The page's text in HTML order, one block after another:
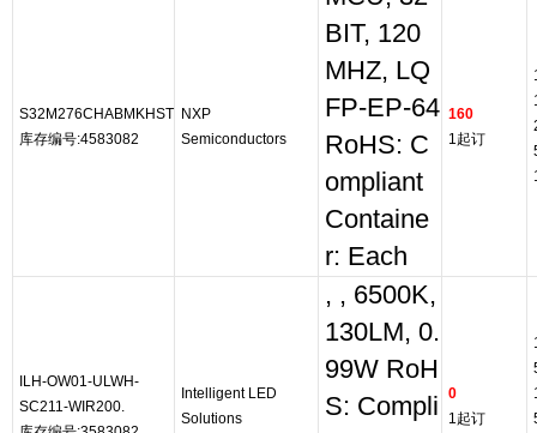
S32M276CHABMKHST
库存编号:4583082
NXP
Semiconductors
BIT, 120
MHZ, LQ
FP-EP-64
RoHS: C
ompliant
Containe
r: Each
160
1起订
ILH-OW01-ULWH-
SC211-WIR200.
Intelligent LED
Solutions
, , 6500K,
130LM, 0.
99W RoH
S: Compli
0
1起订